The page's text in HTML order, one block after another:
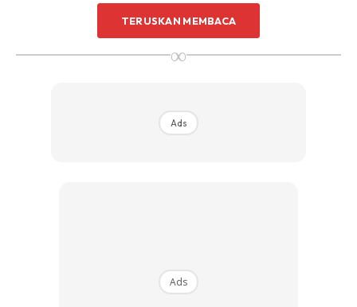
Kovago (dua,kanan) bersama Ir Noor Hisham (dua,kiri) serta atlet hoki ais,
Jia Yung (kiri) dan Tengku Muhammad Azlly. (Foto : Kamarul Akhir
TERUSKAN MEMBACA
∞
Ads
Ads